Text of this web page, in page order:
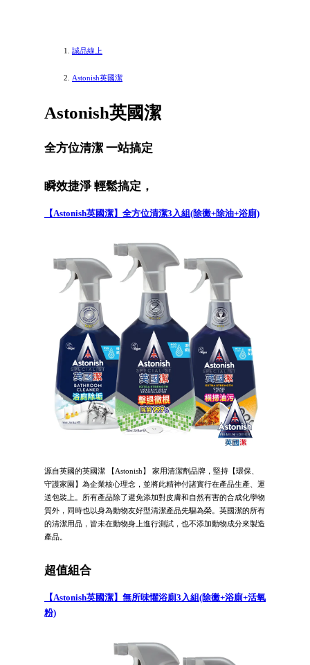
誠品線上
Astonish英國潔
Astonish英國潔
全方位清潔 一站搞定
瞬效捷淨 輕鬆搞定，
【Astonish英國潔】全方位清潔3入組(除黴+除油+浴廁)
源自英國的英國潔 【Astonish】 家用清潔劑品牌，堅持【環保、
守護家園】為企業核心理念，並將此精神付諸實行在產品生產、運
送包裝上。所有產品除了避免添加對皮膚和自然有害的合成化學物
質外，同時也以身為動物友好型清潔產品先驅為榮。英國潔的所有
的清潔用品，皆未在動物身上進行測試，也不添加動物成分來製造
產品。
超值組合
【Astonish英國潔】無所味懼浴廁3入組(除黴+浴廁+活氧
粉)